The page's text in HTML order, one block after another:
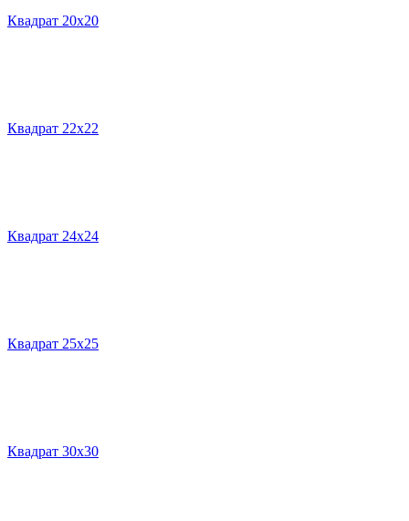
Квадрат 20х20
Квадрат 22х22
Квадрат 24х24
Квадрат 25х25
Квадрат 30х30